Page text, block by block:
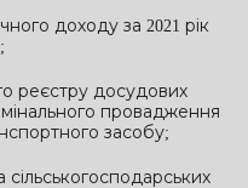
доходу за 2021 рік
реєстру досудових
провадження
засобу;
сільськогосподарських